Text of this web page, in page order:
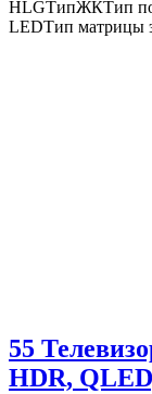
HLGТипЖКТип
LEDТип матрицы
55
HDR,